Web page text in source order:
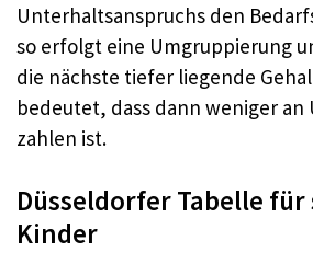
Unterhaltsanspruchs den
so erfolgt eine Umgruppierung
die nächste tiefer liegende
bedeutet, dass dann weniger
zahlen ist.
Düsseldorfer Tabelle
Kinder